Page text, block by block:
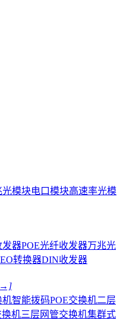
光模块电口模块高速率光模
发器POE光纤收发器万兆光
转换器DIN收发器
机智能拨码POE交换机二层
换机三层网管交换机集群式